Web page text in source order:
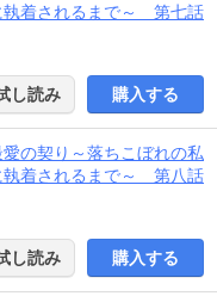
執着されるまで～ 第七話
し読み 購入する
愛の契り～落ちこぼれの私
執着されるまで～ 第八話
し読み 購入する